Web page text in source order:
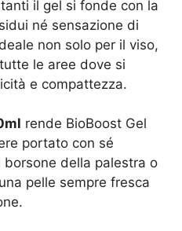
il gel si fonde con la
né sensazione di
non solo per il viso,
le aree dove si
e compattezza.
rende BioBoost Gel
portato con sé
della palestra o
pelle sempre fresca